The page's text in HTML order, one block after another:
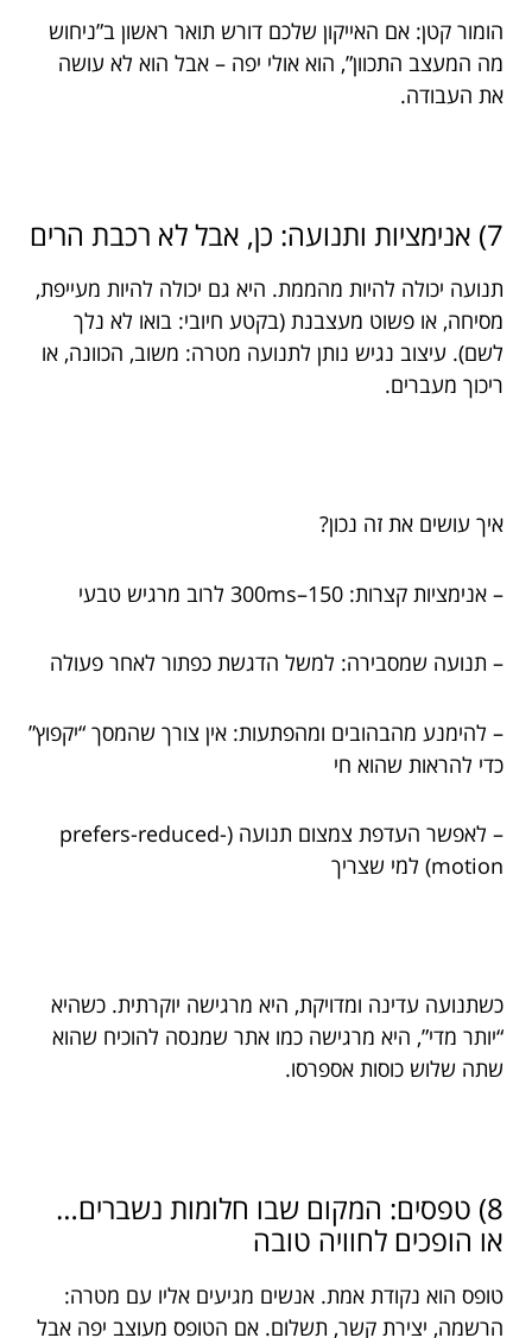
הומור קטן: אם האייקון שלכם דורש תואר ראשון ב”ניחוש
מה המעצב התכוון”, הוא אולי יפה – אבל הוא לא עושה
את העבודה.
7) אנימציות ותנועה: כן, אבל לא רכבת הרים
תנועה יכולה להיות מהממת. היא גם יכולה להיות מעייפת,
מסיחה, או פשוט מעצבנת (בקטע חיובי: בואו לא נלך
לשם). עיצוב נגיש נותן לתנועה מטרה: משוב, הכוונה, או
ריכוך מעברים.
איך עושים את זה נכון?
– אנימציות קצרות: 150–300ms לרוב מרגיש טבעי
– תנועה שמסבירה: למשל הדגשת כפתור לאחר פעולה
– להימנע מהבהובים ומהפתעות: אין צורך שהמסך “יקפוץ”
כדי להראות שהוא חי
– לאפשר העדפת צמצום תנועה (prefers-reduced-
motion) למי שצריך
כשתנועה עדינה ומדויקת, היא מרגישה יוקרתית. כשהיא
“יותר מדי”, היא מרגישה כמו אתר שמנסה להוכיח שהוא
שתה שלוש כוסות אספרסו.
8) טפסים: המקום שבו חלומות נשברים…
או הופכים לחוויה טובה
טופס הוא נקודת אמת. אנשים מגיעים אליו עם מטרה:
הרשמה, יצירת קשר, תשלום. אם הטופס מעוצב יפה אבל